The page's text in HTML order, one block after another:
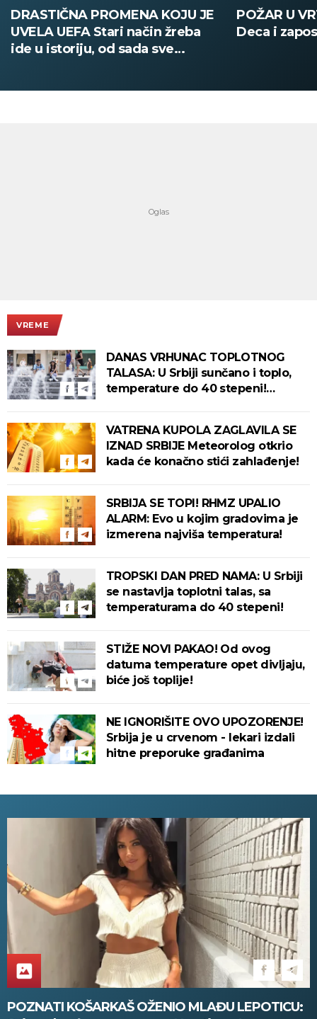
DRASTIČNA PROMENA KOJU JE
UVELA UEFA Stari način žreba
ide u istoriju, od sada sve
POŽAR U
Deca i
VREME
DANAS VRHUNAC TOPLOTNOG
TALASA: U Srbiji sunčano i toplo,
temperature do 40 stepeni!
VATRENA KUPOLA ZAGLAVILA SE
IZNAD SRBIJE Meteorolog otkrio
kada će konačno stići zahlađenje!
SRBIJA SE TOPI! RHMZ UPALIO
ALARM: Evo u kojim gradovima je
izmerena najviša temperatura!
TROPSKI DAN PRED NAMA: U Srbiji
se nastavlja toplotni talas, sa
temperaturama do 40 stepeni!
STIŽE NOVI PAKAO! Od ovog
datuma temperature opet divljaju,
biće još toplije!
NE IGNORIŠITE OVO UPOZORENJE!
Srbija je u crvenom - lekari izdali
hitne preporuke građanima
POZNATI KOŠARKAŠ OŽENIO MLAĐU LEPOTICU: